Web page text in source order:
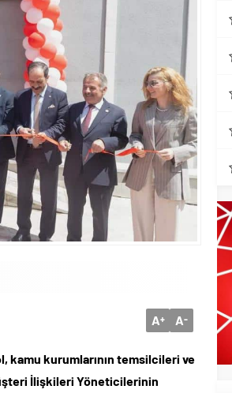
A+ A-
kamu kurumlarının temsilcileri ve
İlişkileri Yöneticilerinin